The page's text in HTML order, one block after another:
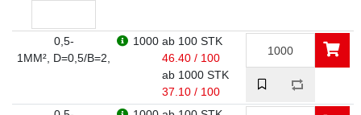
0,5-
1MM², D=0,5/B=2,
1000 ab 100 STK
46.40 / 100
ab 1000 STK
37.10 / 100